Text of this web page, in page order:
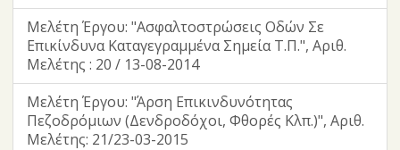
Μελέτη Έργου: "Ασφαλτοστρώσεις Οδών Σε
Επικίνδυνα Καταγεγραμμένα Σημεία Τ.Π.", Αριθ.
Μελέτης : 20 / 13-08-2014
Μελέτη Έργου: "Άρση Επικινδυνότητας
Πεζοδρόμιων (Δενδροδόχοι, Φθορές Κλπ.)", Αριθ.
Μελέτης: 21/23-03-2015